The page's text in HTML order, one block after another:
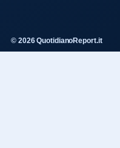
© 2026 QuotidianoReport.it